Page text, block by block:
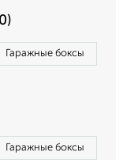
Гаражные боксы
Гаражные боксы